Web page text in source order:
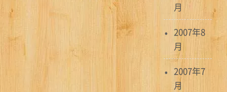
月
2007年8
月
2007年7
月